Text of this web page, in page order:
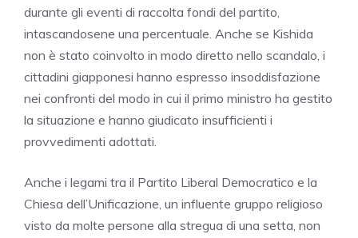
durante gli eventi di raccolta fondi del partito,
intascandosene una percentuale. Anche se Kishida
non è stato coinvolto in modo diretto nello scandalo, i
cittadini giapponesi hanno espresso insoddisfazione
nei confronti del modo in cui il primo ministro ha gestito
la situazione e hanno giudicato insufficienti i
provvedimenti adottati.
Anche i legami tra il Partito Liberal Democratico e la
Chiesa dell’Unificazione, un influente gruppo religioso
visto da molte persone alla stregua di una setta, non